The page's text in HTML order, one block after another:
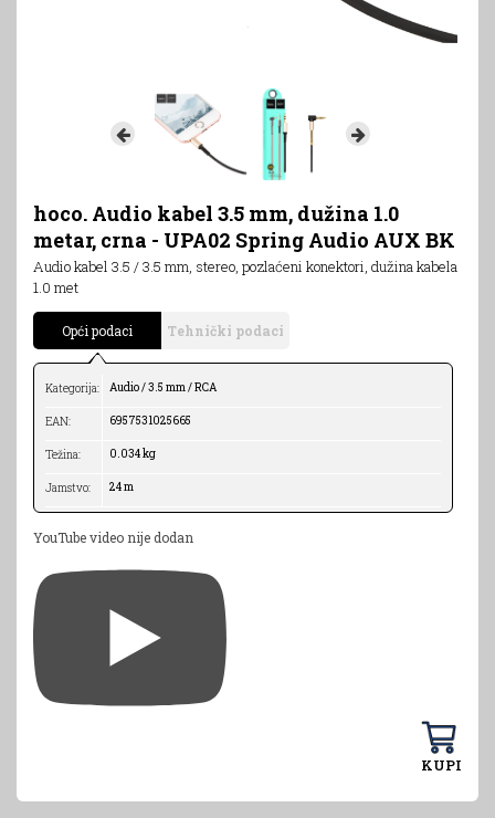
hoco. Audio kabel 3.5 mm, dužina 1.0
metar, crna - UPA02 Spring Audio AUX BK
Audio kabel 3.5 / 3.5 mm, stereo, pozlaćeni konektori, dužina kabela
1.0 met
Opći podaci Tehnički podaci
Kategorija: Audio / 3.5 mm / RCA
EAN: 6957531025665
Težina: 0.034 kg
Jamstvo: 24 m
YouTube video nije dodan
KUPI